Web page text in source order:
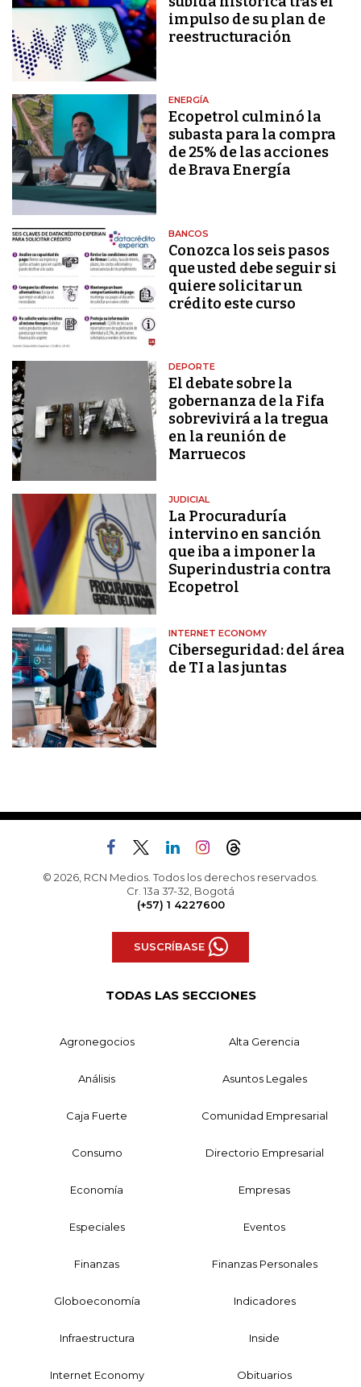
impulso de su plan de
reestructuración
ENERGÍA
Ecopetrol culminó la
subasta para la compra
de 25% de las acciones
de Brava Energía
BANCOS
Conozca los seis pasos
que usted debe seguir si
quiere solicitar un
crédito este curso
DEPORTE
El debate sobre la
gobernanza de la Fifa
sobrevivirá a la tregua
en la reunión de
Marruecos
JUDICIAL
La Procuraduría
intervino en sanción
que iba a imponer la
Superindustria contra
Ecopetrol
INTERNET ECONOMY
Ciberseguridad: del área
de TI a las juntas
© 2026, RCN Medios. Todos los derechos reservados.
Cr. 13a 37-32, Bogotá
(+57) 1 4227600
SUSCRÍBASE
TODAS LAS SECCIONES
Agronegocios Alta Gerencia
Análisis Asuntos Legales
Caja Fuerte Comunidad Empresarial
Consumo Directorio Empresarial
Economía Empresas
Especiales Eventos
Finanzas Finanzas Personales
Globoeconomía Indicadores
Infraestructura Inside
Internet Economy Obituarios